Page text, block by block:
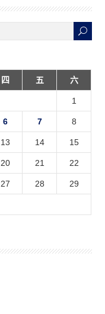
四 五 六
1
6 7 8
13 14 15
20 21 22
27 28 29